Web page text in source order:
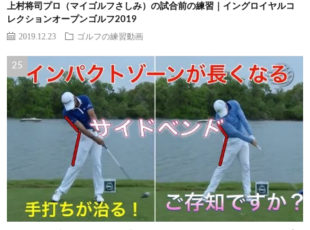
上村将司プロ（マイゴルフさしみ）の試合前の練習｜イングロイヤルコ
レクションオープンゴルフ2019
2019.12.23 ゴルフの練習動画